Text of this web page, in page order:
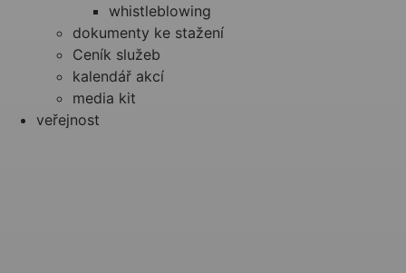
whistleblowing
dokumenty ke stažení
Ceník služeb
kalendář akcí
media kit
veřejnost